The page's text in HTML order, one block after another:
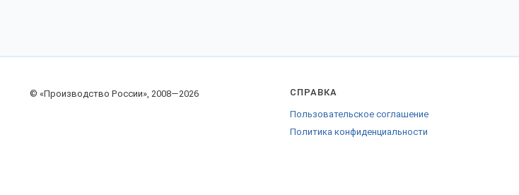
© «Производство России», 2008—2026 СПРАВКА
Пользовательское соглашение
Политика конфиденциальности